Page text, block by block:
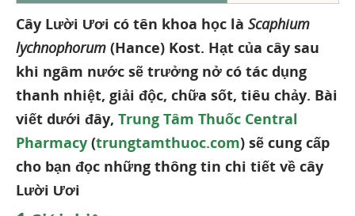
Cây Lười Ươi có tên khoa học là Scaphium
lychnophorum (Hance) Kost. Hạt của cây sau
khi ngâm nước sẽ trưởng nở có tác dụng
thanh nhiệt, giải độc, chữa sốt, tiêu chảy. Bài
viết dưới đây, Trung Tâm Thuốc Central
Pharmacy (trungtamthuoc.com) sẽ cung cấp
cho bạn đọc những thông tin chi tiết về cây
Lười Ươi